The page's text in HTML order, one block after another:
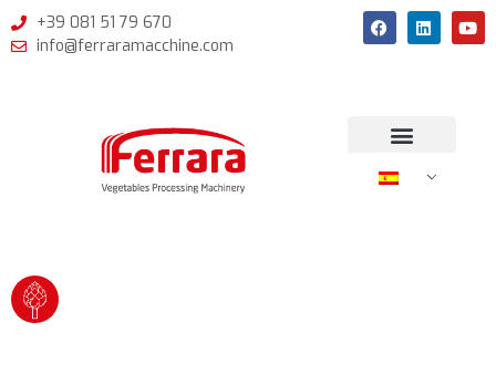
+39 081 51 79 670
info@ferraramacchine.com